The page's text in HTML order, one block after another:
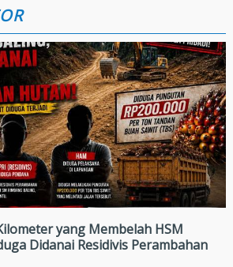
yang Membelah HSM
Didanai Residivis Perambahan